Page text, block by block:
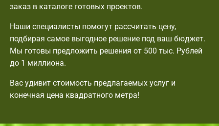
заказ в каталоге готовых проектов.
Наши специалисты помогут рассчитать цену,
подбирая самое выгодное решение под ваш бюджет.
Мы готовы предложить решения от 500 тыс. Рублей
до 1 миллиона.
Вас удивит стоимость предлагаемых услуг и
конечная цена квадратного метра!